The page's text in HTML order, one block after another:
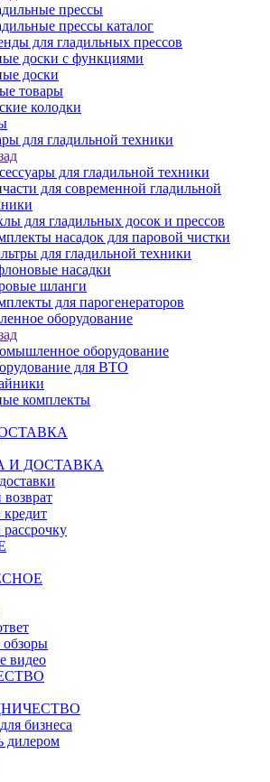
прессы
прессы каталог
для гладильных прессов
доски с функциями
доски
товары
колодки
для гладильной техники
для гладильной техники
для современной гладильной
для гладильных досок и прессов
насадок для паровой чистки
для гладильной техники
насадки
шланги
для парогенераторов
оборудование
оборудование
для ВТО
комплекты
И ДОСТАВКА
обзоры
видео
бизнеса
дилером